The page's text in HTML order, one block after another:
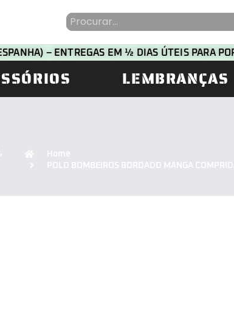
– ENTREGAS EM ½ DIAS ÚTEIS PARA
LEMBRANÇAS
,
Home
POLO BOMBEIROS BORDADO MANGA